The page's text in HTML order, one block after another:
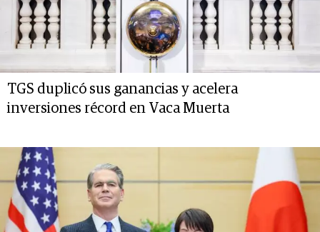
TGS duplicó sus ganancias y acelera
inversiones récord en Vaca Muerta